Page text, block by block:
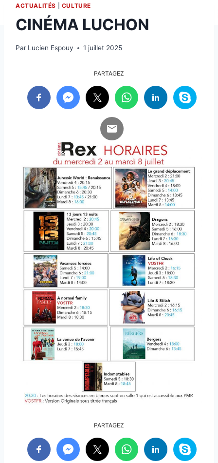
ACTUALITÉS CULTURE
CINÉMA LUCHON
Par Lucien Espouy 1 juillet 2025
PARTAGEZ
PARTAGEZ